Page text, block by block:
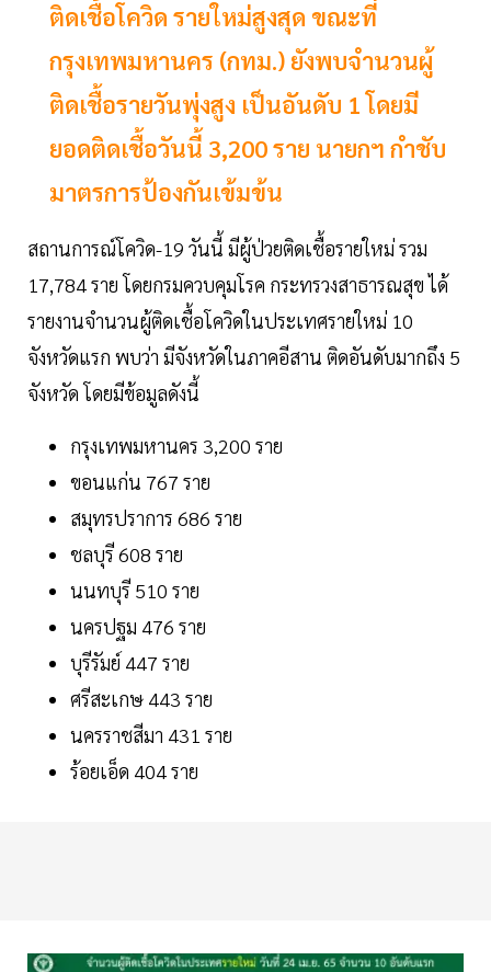
ติดเชื้อโควิด รายใหม่สูงสุด ขณะที่
กรุงเทพมหานคร (กทม.) ยังพบจำนวนผู้
ติดเชื้อรายวันพุ่งสูง เป็นอันดับ 1 โดยมี
ยอดติดเชื้อวันนี้ 3,200 ราย นายกฯ กำชับ
มาตรการป้องกันเข้มข้น
สถานการณ์โควิด-19 วันนี้ มีผู้ป่วยติดเชื้อรายใหม่ รวม
17,784 ราย โดยกรมควบคุมโรค กระทรวงสาธารณสุข ได้
รายงานจำนวนผู้ติดเชื้อโควิดในประเทศรายใหม่ 10
จังหวัดแรก พบว่า มีจังหวัดในภาคอีสาน ติดอันดับมากถึง 5
จังหวัด โดยมีข้อมูลดังนี้
กรุงเทพมหานคร 3,200 ราย
ขอนแก่น 767 ราย
สมุทรปราการ 686 ราย
ชลบุรี 608 ราย
นนทบุรี 510 ราย
นครปฐม 476 ราย
บุรีรัมย์ 447 ราย
ศรีสะเกษ 443 ราย
นครราชสีมา 431 ราย
ร้อยเอ็ด 404 ราย